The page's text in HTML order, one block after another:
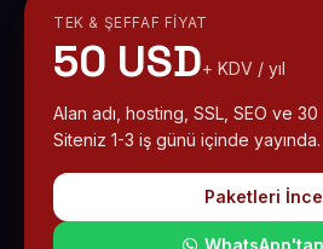
TEK & ŞEFFAF FIYAT
50 USD+ KDV / yıl
Alan adı, hosting, SSL, SEO ve
Siteniz 1-3 iş günü içinde yayında.
Paketleri